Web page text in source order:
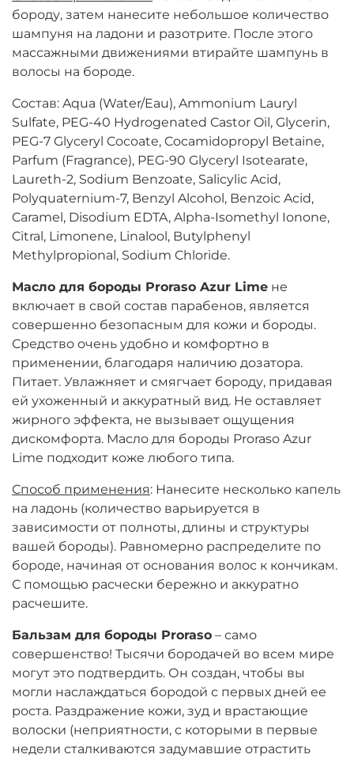
бороду, затем нанесите небольшое количество
шампуня на ладони и разотрите. После этого
массажными движениями втирайте шампунь в
волосы на бороде.
Состав: Aqua (Water/Eau), Ammonium Lauryl
Sulfate, PEG-40 Hydrogenated Castor Oil, Glycerin,
PEG-7 Glyceryl Cocoate, Cocamidopropyl Betaine,
Parfum (Fragrance), PEG-90 Glyceryl Isotearate,
Laureth-2, Sodium Benzoate, Salicylic Acid,
Polyquaternium-7, Benzyl Alcohol, Benzoic Acid,
Caramel, Disodium EDTA, Alpha-Isomethyl Ionone,
Citral, Limonene, Linalool, Butylphenyl
Methylpropional, Sodium Chloride.
Масло для бороды Proraso Azur Lime не
включает в свой состав парабенов, является
совершенно безопасным для кожи и бороды.
Средство очень удобно и комфортно в
применении, благодаря наличию дозатора.
Питает. Увлажняет и смягчает бороду, придавая
ей ухоженный и аккуратный вид. Не оставляет
жирного эффекта, не вызывает ощущения
дискомфорта. Масло для бороды Proraso Azur
Lime подходит коже любого типа.
Способ применения: Нанесите несколько капель
на ладонь (количество варьируется в
зависимости от полноты, длины и структуры
вашей бороды). Равномерно распределите по
бороде, начиная от основания волос к кончикам.
С помощью расчески бережно и аккуратно
расчешите.
Бальзам для бороды Proraso – само
совершенство! Тысячи бородачей во всем мире
могут это подтвердить. Он создан, чтобы вы
могли наслаждаться бородой с первых дней ее
роста. Раздражение кожи, зуд и врастающие
волоски (неприятности, с которыми в первые
недели сталкиваются задумавшие отрастить